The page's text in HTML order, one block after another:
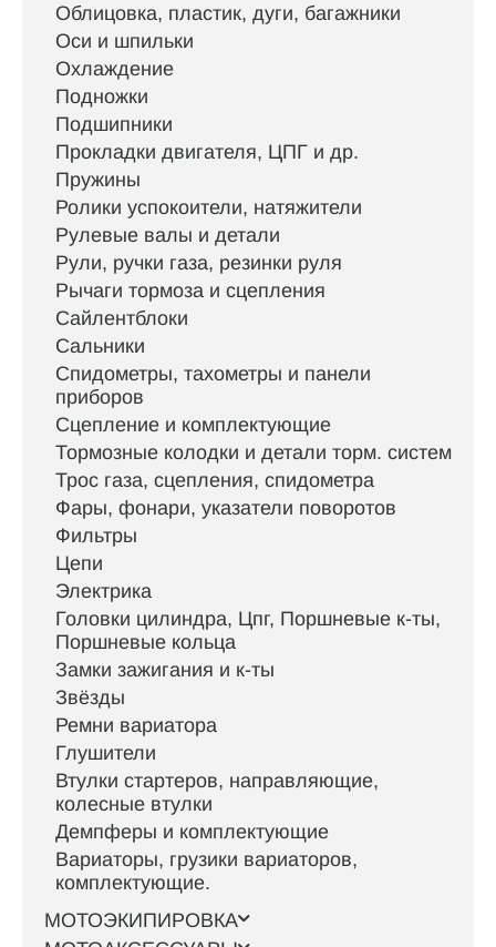
Облицовка, пластик, дуги, багажники
Оси и шпильки
Охлаждение
Подножки
Подшипники
Прокладки двигателя, ЦПГ и др.
Пружины
Ролики успокоители, натяжители
Рулевые валы и детали
Рули, ручки газа, резинки руля
Рычаги тормоза и сцепления
Сайлентблоки
Сальники
Спидометры, тахометры и панели
приборов
Сцепление и комплектующие
Тормозные колодки и детали торм. систем
Трос газа, сцепления, спидометра
Фары, фонари, указатели поворотов
Фильтры
Цепи
Электрика
Головки цилиндра, Цпг, Поршневые к-ты,
Поршневые кольца
Замки зажигания и к-ты
Звёзды
Ремни вариатора
Глушители
Втулки стартеров, направляющие,
колесные втулки
Демпферы и комплектующие
Вариаторы, грузики вариаторов,
комплектующие.
МОТОЭКИПИРОВКА